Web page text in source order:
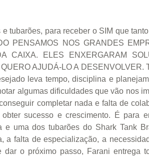
e tubarões, para receber o SIM que
PENSAMOS NOS GRANDES
CAIXA. ELES ENXERGARAM
AJUDÁ-LO A
leva tempo, disciplina e
algumas dificuldades que vão nos
completar nada e falta de
sucesso e crescimento. É para
e uma dos tubarões do Shark Tank
a falta de especialização, a
dar o próximo passo, Farani entrega